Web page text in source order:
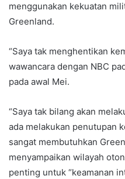
menggunakan kekuatan
Greenland.
“Saya tak menghentikan
wawancara dengan NBC
pada awal Mei.
“Saya tak bilang akan
ada melakukan penutupan
sangat membutuhkan
menyampaikan wilayah
penting untuk “keamanan